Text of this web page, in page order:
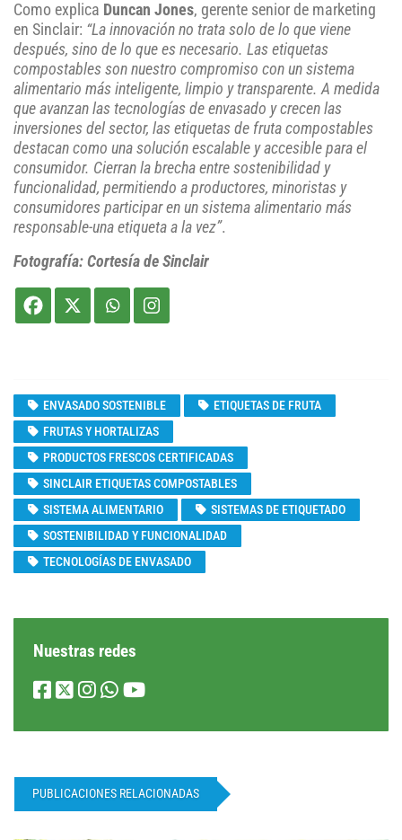
Como explica Duncan Jones, gerente senior de marketing
en Sinclair: “La innovación no trata solo de lo que viene
después, sino de lo que es necesario. Las etiquetas
compostables son nuestro compromiso con un sistema
alimentario más inteligente, limpio y transparente. A medida
que avanzan las tecnologías de envasado y crecen las
inversiones del sector, las etiquetas de fruta compostables
destacan como una solución escalable y accesible para el
consumidor. Cierran la brecha entre sostenibilidad y
funcionalidad, permitiendo a productores, minoristas y
consumidores participar en un sistema alimentario más
responsable-una etiqueta a la vez”.
Fotografía: Cortesía de Sinclair
ENVASADO SOSTENIBLE
ETIQUETAS DE FRUTA
FRUTAS Y HORTALIZAS
PRODUCTOS FRESCOS CERTIFICADAS
SINCLAIR ETIQUETAS COMPOSTABLES
SISTEMA ALIMENTARIO
SISTEMAS DE ETIQUETADO
SOSTENIBILIDAD Y FUNCIONALIDAD
TECNOLOGÍAS DE ENVASADO
Nuestras redes
PUBLICACIONES RELACIONADAS